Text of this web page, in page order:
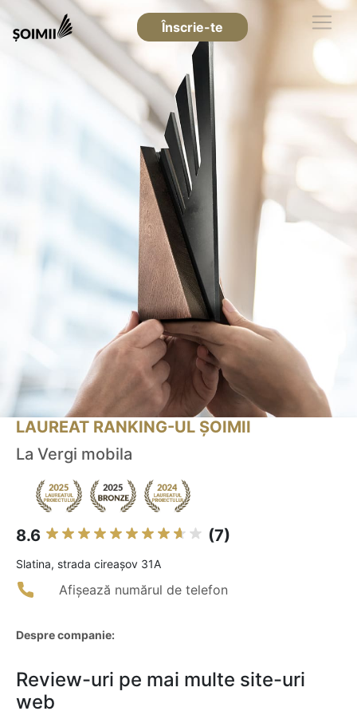
Înscrie-te
LAUREAT RANKING-UL ȘOIMII
La Vergi mobila
8.6 (7)
Slatina, strada cireașov 31A
Afișează numărul de telefon
Despre companie:
Review-uri pe mai multe site-uri
web